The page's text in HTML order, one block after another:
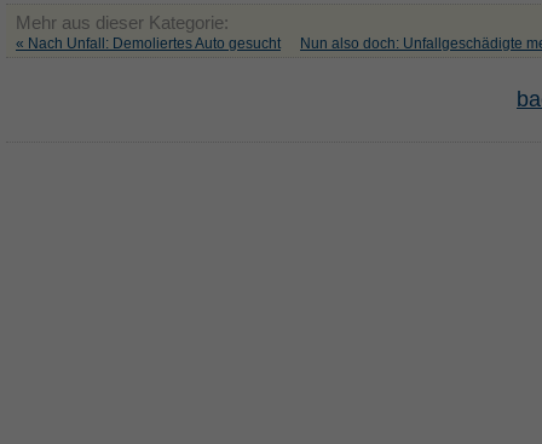
Mehr aus dieser Kategorie:
« Nach Unfall: Demoliertes Auto gesucht Nun also doch: Unfallgeschädigte